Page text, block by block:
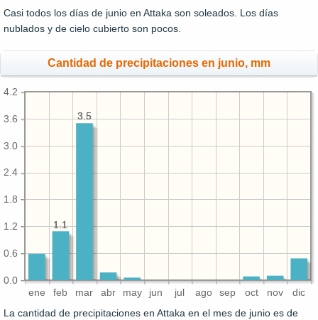
Casi todos los días de junio en Attaka son soleados. Los días
nublados y de cielo cubierto son pocos.
Cantidad de precipitaciones en junio, mm
ene feb mar abr may jun jul ago sep oct nov dic
0.0
0.6
1.2
1.8
2.4
3.0
3.6
4.2
3.5
1.1
3.5
1.1
La cantidad de precipitaciones en Attaka en el mes de junio es de